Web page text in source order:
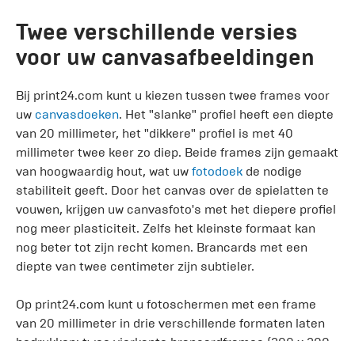
Twee verschillende versies
voor uw canvasafbeeldingen
Bij print24.com kunt u kiezen tussen twee frames voor
uw canvasdoeken. Het "slanke" profiel heeft een diepte
van 20 millimeter, het "dikkere" profiel is met 40
millimeter twee keer zo diep. Beide frames zijn gemaakt
van hoogwaardig hout, wat uw fotodoek de nodige
stabiliteit geeft. Door het canvas over de spielatten te
vouwen, krijgen uw canvasfoto's met het diepere profiel
nog meer plasticiteit. Zelfs het kleinste formaat kan
nog beter tot zijn recht komen. Brancards met een
diepte van twee centimeter zijn subtieler.
Op print24.com kunt u fotoschermen met een frame
van 20 millimeter in drie verschillende formaten laten